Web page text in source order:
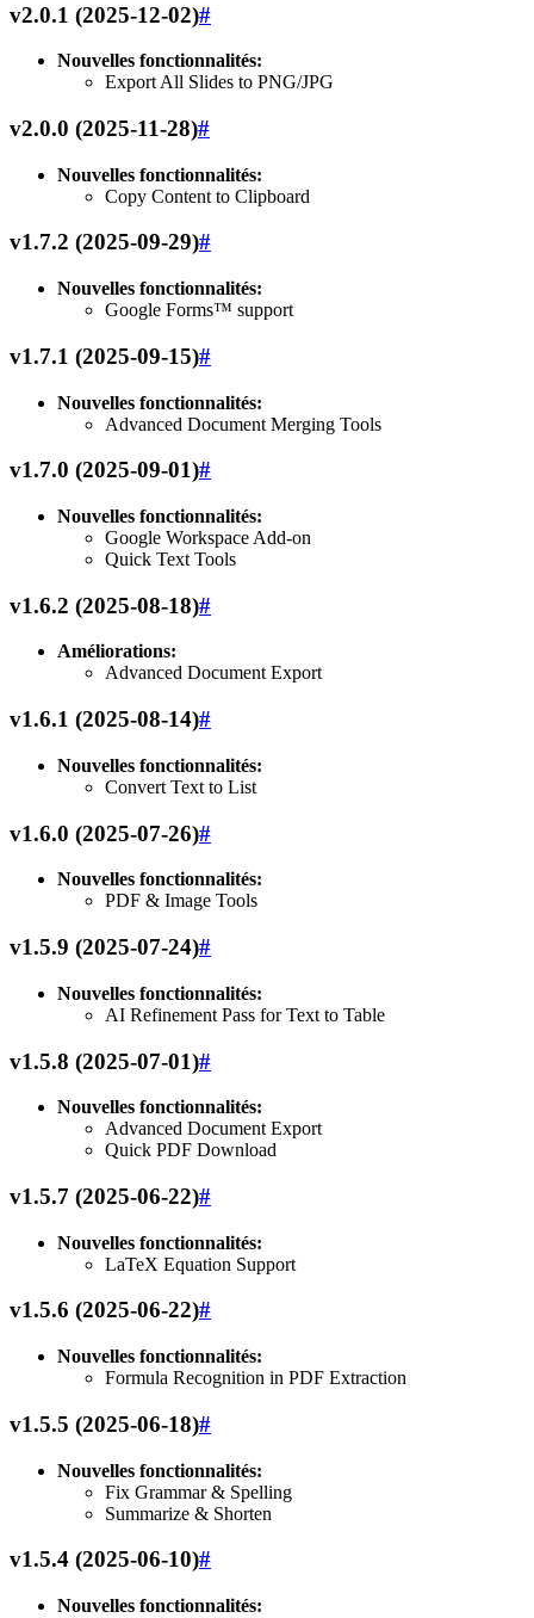
v2.0.1 (2025-12-02)#
Nouvelles fonctionnalités:
Export All Slides to PNG/JPG
v2.0.0 (2025-11-28)#
Nouvelles fonctionnalités:
Copy Content to Clipboard
v1.7.2 (2025-09-29)#
Nouvelles fonctionnalités:
Google Forms™ support
v1.7.1 (2025-09-15)#
Nouvelles fonctionnalités:
Advanced Document Merging Tools
v1.7.0 (2025-09-01)#
Nouvelles fonctionnalités:
Google Workspace Add-on
Quick Text Tools
v1.6.2 (2025-08-18)#
Améliorations:
Advanced Document Export
v1.6.1 (2025-08-14)#
Nouvelles fonctionnalités:
Convert Text to List
v1.6.0 (2025-07-26)#
Nouvelles fonctionnalités:
PDF & Image Tools
v1.5.9 (2025-07-24)#
Nouvelles fonctionnalités:
AI Refinement Pass for Text to Table
v1.5.8 (2025-07-01)#
Nouvelles fonctionnalités:
Advanced Document Export
Quick PDF Download
v1.5.7 (2025-06-22)#
Nouvelles fonctionnalités:
LaTeX Equation Support
v1.5.6 (2025-06-22)#
Nouvelles fonctionnalités:
Formula Recognition in PDF Extraction
v1.5.5 (2025-06-18)#
Nouvelles fonctionnalités:
Fix Grammar & Spelling
Summarize & Shorten
v1.5.4 (2025-06-10)#
Nouvelles fonctionnalités: